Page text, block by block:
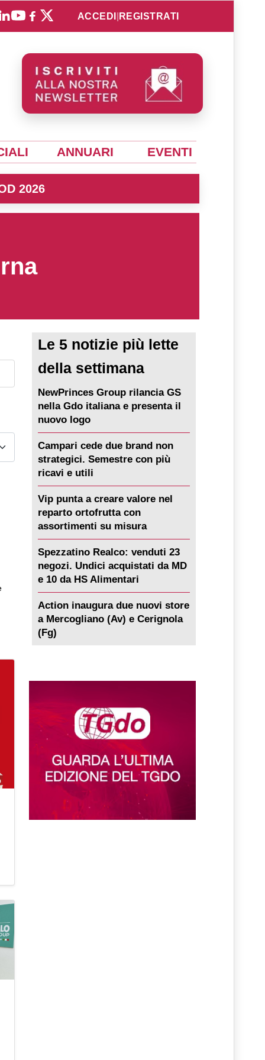
ACCEDI REGISTRATI
ANNUARI EVENTI
2026
Le 5 notizie più lette
della settimana
NewPrinces Group rilancia GS
nella Gdo italiana e presenta il
nuovo logo
Campari cede due brand non
strategici. Semestre con più
ricavi e utili
Vip punta a creare valore nel
reparto ortofrutta con
assortimenti su misura
Spezzatino Realco: venduti 23
negozi. Undici acquistati da MD
e 10 da HS Alimentari
Action inaugura due nuovi store
a Mercogliano (Av) e Cerignola
(Fg)